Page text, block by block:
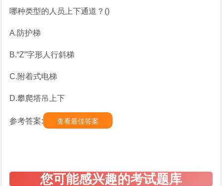
哪种类型的人员上下通道？()
A.防护梯
B.“Z”字形人行斜梯
C.附着式电梯
D.攀爬塔吊上下
参考答案: 查看最佳答案